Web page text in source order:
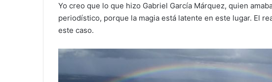
Yo creo que lo que hizo Gabriel García Márquez, quien
periodístico, porque la magia está latente en este lugar. El
este caso.